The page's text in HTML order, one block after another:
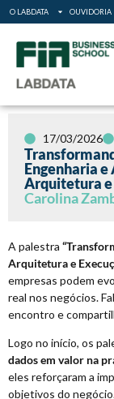
O LABDATA OUVIDORIA
17/03/2026
Engenharia
Arquitetura e
Carolina
A palestra
Arquitetura e
empresas podem
real nos negócios.
encontro e
Logo no início, os
dados em valor na
eles reforçaram a
objetivos do